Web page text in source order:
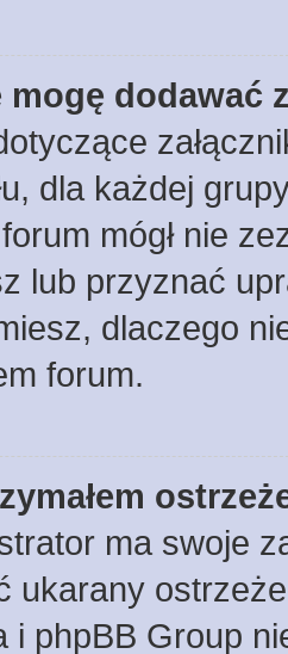
mogę dodawać
dla każdej
mógł nie
lub przyznać
dlaczego
forum.
ma swoje
ukarany
i phpBB Group